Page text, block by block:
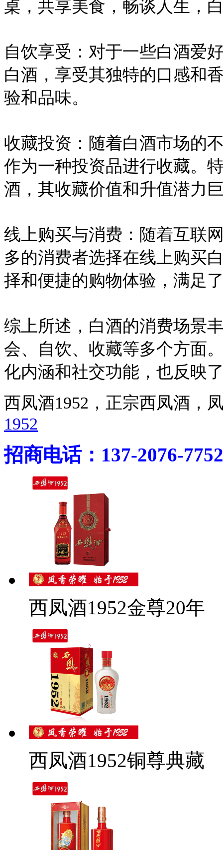
桌，共享美食，畅谈人生，
自饮享受：对于一些白酒爱
白酒，享受其独特的口感和
验和品味。
收藏投资：随着白酒市场的
作为一种投资品进行收藏。
酒，其收藏价值和升值潜力
线上购买与消费：随着互联
多的消费者选择在线上购买
择和便捷的购物体验，满足
综上所述，白酒的消费场景
会、自饮、收藏等多个方面
化内涵和社交功能，也反映
西凤酒1952，正宗西凤酒
1952
招商电话：137-2076-7752
西凤酒1952金尊20年
西凤酒1952铜尊典藏